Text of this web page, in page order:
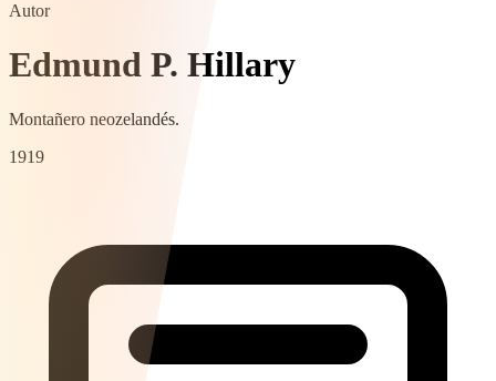
Autor
Edmund P. Hillary
Montañero neozelandés.
1919